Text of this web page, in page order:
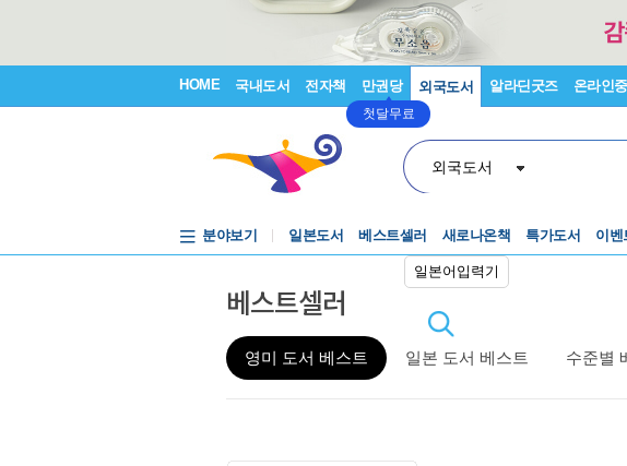
HOME 국내도서 전자책 만권당
첫달무료
외국도서 알라딘굿즈 온라인
외국도서
일본어입력기
분야보기 일본도서 베스트셀러 새로나온책 특가도서 이벤
베스트셀러
영미 도서 베스트 일본 도서 베스트 수준별